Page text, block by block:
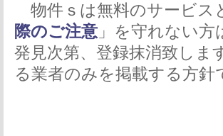
物件ｓは無料のサービス
際のご注意 」を守れない
発見次第、登録抹消致しま
る業者のみを掲載する方針